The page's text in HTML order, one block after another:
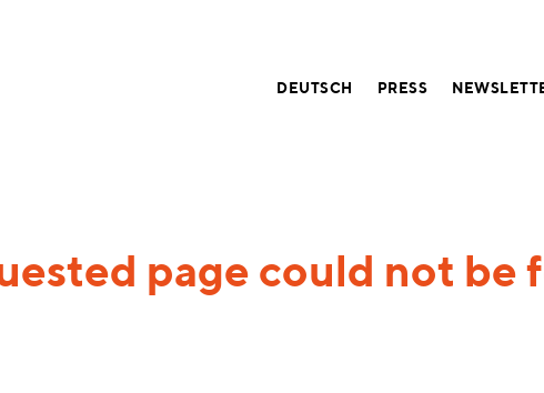
DEUTSCH PRESS
page could not be